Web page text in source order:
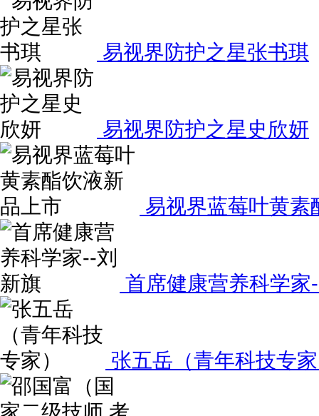
易视界防护之星张书琪
易视界防护之星史欣妍
易视界蓝莓叶黄素
首席健康营养科学家
张五岳（青年科技专